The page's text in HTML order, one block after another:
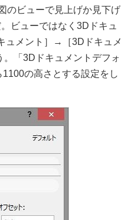
のビューで見上げか見下げ
ビューではなく3Dドキュ
ュメント］→［3Dドキュメ
「3Dドキュメントデフォ
の高さとする設定をし